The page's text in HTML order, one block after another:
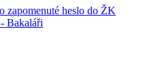
zapomenuté heslo do ŽK
Bakaláři